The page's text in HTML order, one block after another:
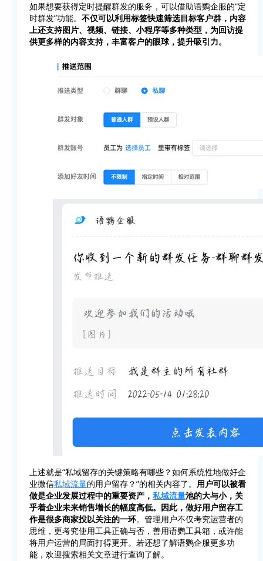
如果想要获得定时提醒群发的服务，可以借助语鹦企服的“定
时群发”功能。 不仅可以利用标签快速筛选目标客户群，内容
上还支持图片、视频、链接、小程序等多种类型，为回访提
供更多样的内容支持，丰富客户的眼球，提升吸引力。
上述就是“私域留存的关键策略有哪些？如何系统性地做好企
业微信私域流量的用户留存？”的相关内容了。 用户可以被看
做是企业发展过程中的重要资产， 私域流量池的大与小，关
乎着企业未来销售增长的幅度高低。因此，做好用户留存工
作是很多商家投以关注的一环。管理用户不仅考究运营者的
思维，更考究使用工具正确与否，善用语鹦工具箱，或许能
将用户运营的局面打得更开。若还想了解语鹦企服更多功
能，欢迎搜索相关文章进行查询了解。